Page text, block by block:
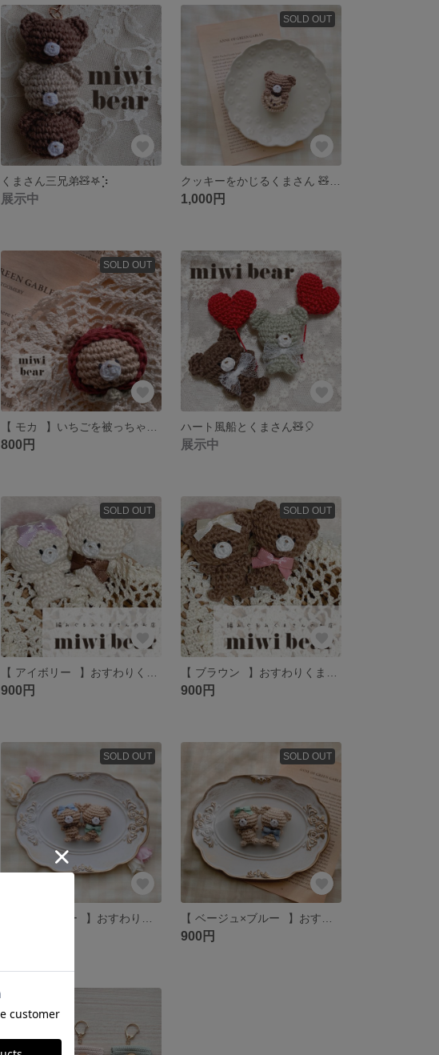
くまさん三兄弟🧸𖤐⡱
展示中
SOLD OUT
1,000円
SOLD OUT
800円
ハート風船とくまさん🧸🎈
展示中
SOLD OUT
900円
SOLD OUT
900円
SOLD OUT SOLD OUT
900円